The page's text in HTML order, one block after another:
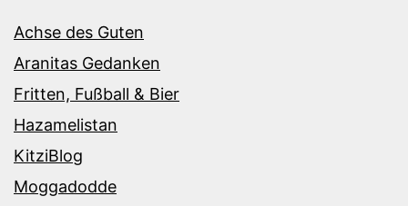
Achse des Guten
Aranitas Gedanken
Fritten, Fußball & Bier
Hazamelistan
KitziBlog
Moggadodde